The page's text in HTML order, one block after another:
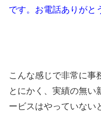
です。お電話ありがと
こんな感じで非常に事
とにかく、実績の無い
ービスはやっていない